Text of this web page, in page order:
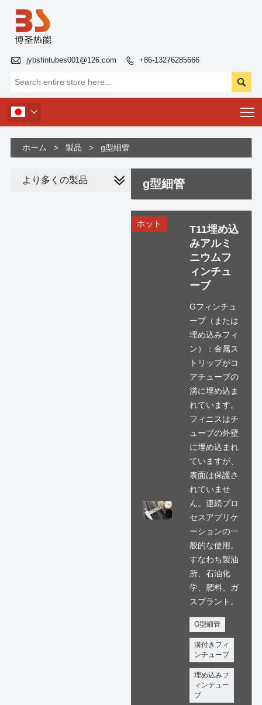
 jybsfintubes001@126.com  +86-13276285666


ホーム > 製品 > g型細管
g型細管
ホット
T11埋め込
みアルミ
ニウムフ
ィンチュ
ーブ
Gフィンチュ
ーブ（または
埋め込みフィ
ン）：金属ス
トリップがコ
アチューブの
溝に埋め込ま
れています。
フィニスはチ
ューブの外壁
に埋め込まれ
ていますが、
表面は保護さ
れていませ
ん。連続プロ
セスアプリケ
ーションの一
般的な使用。
すなわち製油
所、石油化
学、肥料、ガ
スプラント。
G型細管
溝付きフィ
ンチューブ
埋め込みフ
ィンチュー
ブ
より多くの製品